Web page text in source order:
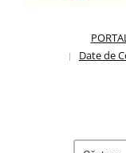
Date de